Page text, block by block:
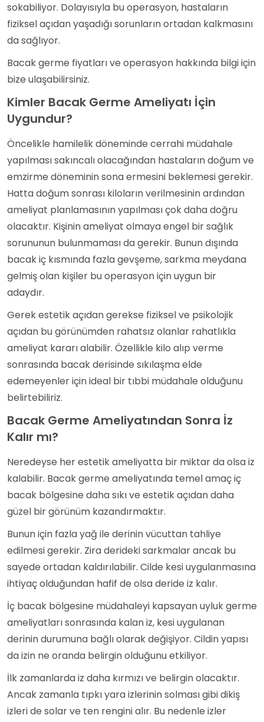
sokabiliyor. Dolayısıyla bu operasyon, hastaların
fiziksel açıdan yaşadığı sorunların ortadan kalkmasını
da sağlıyor.
Bacak germe fiyatları ve operasyon hakkında bilgi için
bize ulaşabilirsiniz.
Kimler Bacak Germe Ameliyatı İçin
Uygundur?
Öncelikle hamilelik döneminde cerrahi müdahale
yapılması sakıncalı olacağından hastaların doğum ve
emzirme döneminin sona ermesini beklemesi gerekir.
Hatta doğum sonrası kiloların verilmesinin ardından
ameliyat planlamasının yapılması çok daha doğru
olacaktır. Kişinin ameliyat olmaya engel bir sağlık
sorununun bulunmaması da gerekir. Bunun dışında
bacak iç kısmında fazla gevşeme, sarkma meydana
gelmiş olan kişiler bu operasyon için uygun bir
adaydır.
Gerek estetik açıdan gerekse fiziksel ve psikolojik
açıdan bu görünümden rahatsız olanlar rahatlıkla
ameliyat kararı alabilir. Özellikle kilo alıp verme
sonrasında bacak derisinde sıkılaşma elde
edemeyenler için ideal bir tıbbi müdahale olduğunu
belirtebiliriz.
Bacak Germe Ameliyatından Sonra İz
Kalır mı?
Neredeyse her estetik ameliyatta bir miktar da olsa iz
kalabilir. Bacak germe ameliyatında temel amaç iç
bacak bölgesine daha sıkı ve estetik açıdan daha
güzel bir görünüm kazandırmaktır.
Bunun için fazla yağ ile derinin vücuttan tahliye
edilmesi gerekir. Zira derideki sarkmalar ancak bu
sayede ortadan kaldırılabilir. Cilde kesi uygulanmasına
ihtiyaç olduğundan hafif de olsa deride iz kalır.
İç bacak bölgesine müdahaleyi kapsayan uyluk germe
ameliyatları sonrasında kalan iz, kesi uygulanan
derinin durumuna bağlı olarak değişiyor. Cildin yapısı
da izin ne oranda belirgin olduğunu etkiliyor.
İlk zamanlarda iz daha kırmızı ve belirgin olacaktır.
Ancak zamanla tıpkı yara izlerinin solması gibi dikiş
izleri de solar ve ten rengini alır. Bu nedenle izler